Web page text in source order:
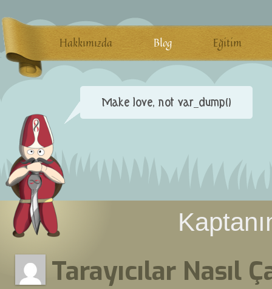
Hakkımızda Blog Eğitim
Tarayıcılar Nasıl